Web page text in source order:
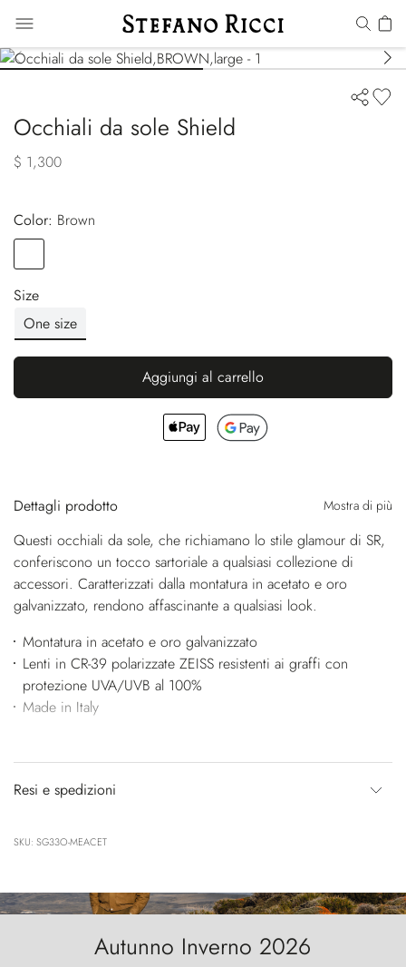
Occhiali da sole Shield
$ 1,300
Color:
brown
Size
One size
Aggiungi al carrello
Dettagli prodotto Mostra di più
Questi occhiali da sole, che richiamano lo stile glamour di SR,
conferiscono un tocco sartoriale a qualsiasi collezione di
accessori. Caratterizzati dalla montatura in acetato e oro
galvanizzato, rendono affascinante a qualsiasi look.
Montatura in acetato e oro galvanizzato
Lenti in CR-39 polarizzate ZEISS resistenti ai graffi con
protezione UVA/UVB al 100%
Made in Italy
Resi e spedizioni
SKU: SG33O-MEACET
Autunno Inverno 2026